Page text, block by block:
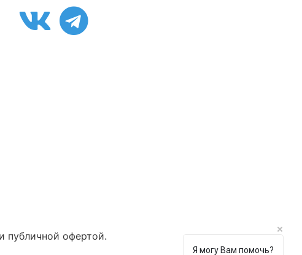
публичной офертой.
Я могу Вам помочь?